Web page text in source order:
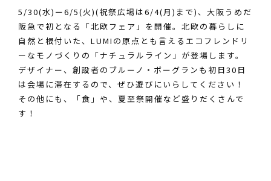
5/30(水)ー6/5(火)(祝祭広場は6/4(月)まで)、大阪うめだ
阪急で初となる「北欧フェア」を開催。北欧の暮らしに
自然と根付いた、LUMIの原点とも言えるエコフレンドリ
ーなモノづくりの「ナチュラルライン」が登場します。
デザイナー、創設者のブルーノ・ボーグランも初日30日
は会場に滞在するので、ぜひ遊びにいらしてください！
その他にも、「食」や、夏至祭開催など盛りだくさんで
す！